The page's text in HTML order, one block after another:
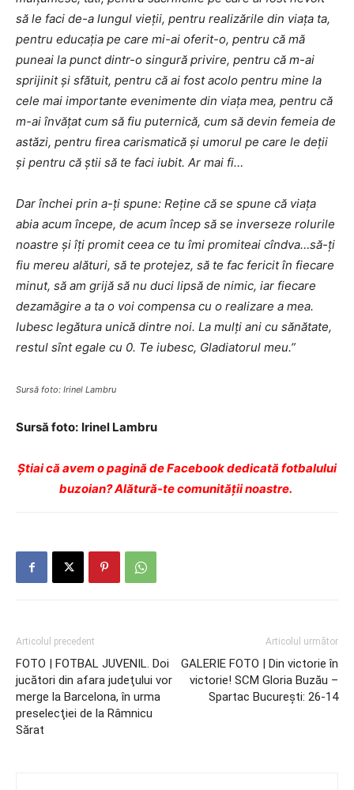
să le faci de-a lungul vieţii, pentru realizările din viaţa ta,
pentru educaţia pe care mi-ai oferit-o, pentru că mă
puneai la punct dintr-o singură privire, pentru că m-ai
sprijinit şi sfătuit, pentru că ai fost acolo pentru mine la
cele mai importante evenimente din viaţa mea, pentru că
m-ai învăţat cum să fiu puternică, cum să devin femeia de
astăzi, pentru firea carismatică şi umorul pe care le deţii
şi pentru că ştii să te faci iubit. Ar mai fi…
Dar închei prin a-ţi spune: Reţine că se spune că viaţa
abia acum începe, de acum încep să se inverseze rolurile
noastre şi îţi promit ceea ce tu îmi promiteai cîndva…să-ţi
fiu mereu alături, să te protejez, să te fac fericit în fiecare
minut, să am grijă să nu duci lipsă de nimic, iar fiecare
dezamăgire a ta o voi compensa cu o realizare a mea.
Iubesc legătura unică dintre noi. La mulţi ani cu sănătate,
restul sînt egale cu 0. Te iubesc, Gladiatorul meu.”
Sursă foto: Irinel Lambru
Sursă foto: Irinel Lambru
Ştiai că avem o pagină de Facebook dedicată fotbalului
buzoian? Alătură-te comunității noastre.
Articolul precedent
FOTO | FOTBAL JUVENIL. Doi
jucători din afara judeţului vor
merge la Barcelona, în urma
preselecţiei de la Râmnicu
Sărat
Articolul următor
GALERIE FOTO | Din victorie în
victorie! SCM Gloria Buzău –
Spartac Bucureşti: 26-14